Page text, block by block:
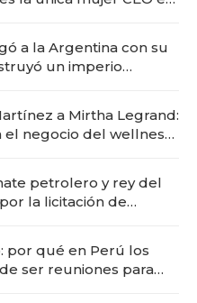
a la Argentina con su
un imperio
a Mirtha Legrand:
negocio del wellness
petrolero y rey del
la licitación de
por qué en Perú los
ser reuniones para